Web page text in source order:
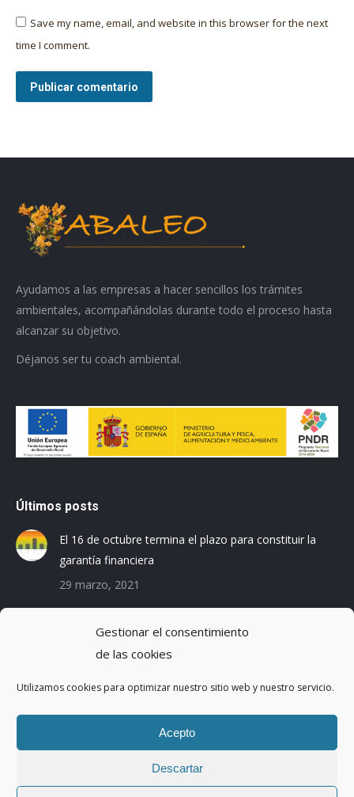
Gestionar el consentimiento
de las cookies
Utilizamos cookies para optimizar nuestro sitio web y nuestro servicio.
Acepto
Descartar
Save my name, email, and website in this browser for the next
time I comment.
Publicar comentario
Ayudamos a las empresas a hacer sencillos los trámites
ambientales, acompañándolas durante todo el proceso hasta
alcanzar su objetivo.
Déjanos ser tu coach ambiental.
Últimos posts
El 16 de octubre termina el plazo para constituir la
garantía financiera
29 marzo, 2021
de la Huella de Carbono
3 diciembre, 2019
Reduciendo la Huella Hídrica en una planta de
montaje de coches